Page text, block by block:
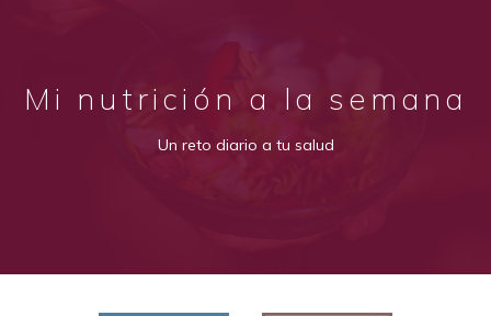
Mi nutrición a la semana
Un reto diario a tu salud